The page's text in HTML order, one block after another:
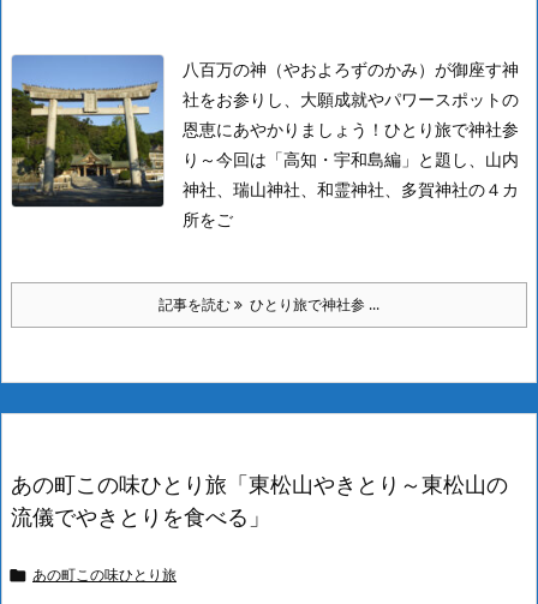
八百万の神（やおよろずのかみ）が御座す神
社をお参りし、大願成就やパワースポットの
恩恵にあやかりましょう！ ひとり旅で神社参
り～今回は「高知・宇和島編」と題し、山内
神社、瑞山神社、和霊神社、多賀神社の４カ
所をご
記事を読む ひとり旅で神社参 ...
あの町この味ひとり旅「東松山やきとり～東松山の
流儀でやきとりを食べる」
 あの町この味ひとり旅